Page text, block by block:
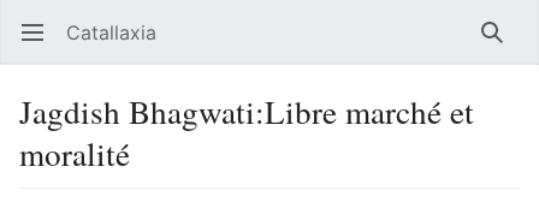
Ouvrir le menu principal Catallaxia
Jagdish Bhagwati:Libre marché et
moralité